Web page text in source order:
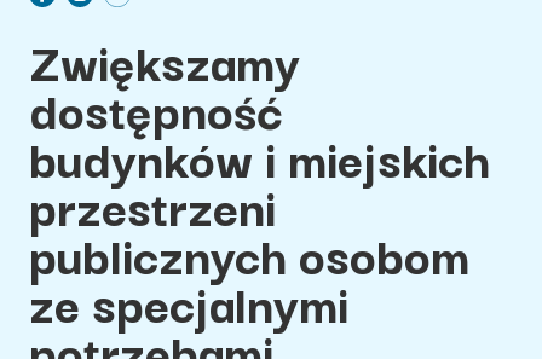
Zwiększamy
dostępność
budynków i miejskich
przestrzeni
publicznych osobom
ze specjalnymi